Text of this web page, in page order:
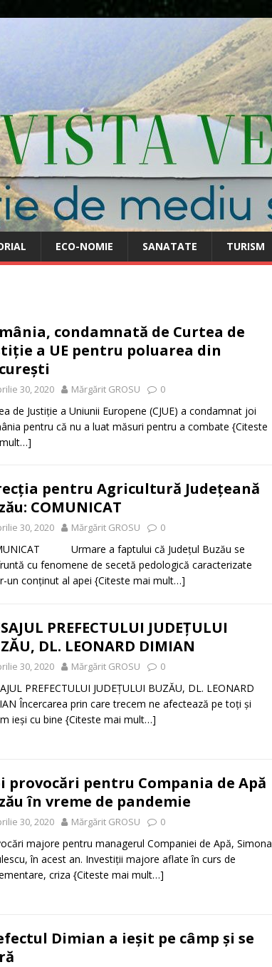
ECO-NOMIE SANATATE TURISM
condamnată de Curtea de
a UE pentru poluarea din
30, 2020 Mărgărit GROSU 0
de Justiție a Uniunii Europene (CJUE) a condamnat joi
pentru că nu a luat măsuri pentru a combate {Citeste
pentru Agricultură Județeană
COMUNICAT
30, 2020 Mărgărit GROSU 0
Urmare a faptului că Județul Buzău se
cu fenomene de secetă pedologică caracterizate
un conţinut al apei {Citeste mai mult…]
PREFECTULUI JUDEȚULUI
DL. LEONARD DIMIAN
30, 2020 Mărgărit GROSU 0
PREFECTULUI JUDEȚULUI BUZĂU, DL. LEONARD
Încercarea prin care trecem ne afectează pe toţi şi
ieși cu bine {Citeste mai mult…]
provocări pentru Compania de Apă
în vreme de pandemie
30, 2020 Mărgărit GROSU 0
majore pentru managerul Companiei de Apă, Simona
în acest an. Investiții majore aflate în curs de
criza {Citeste mai mult…]
Dimian a ieșit pe câmp și se